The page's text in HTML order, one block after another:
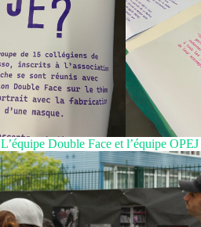
L’équipe Double Face et l’équipe OPEJ